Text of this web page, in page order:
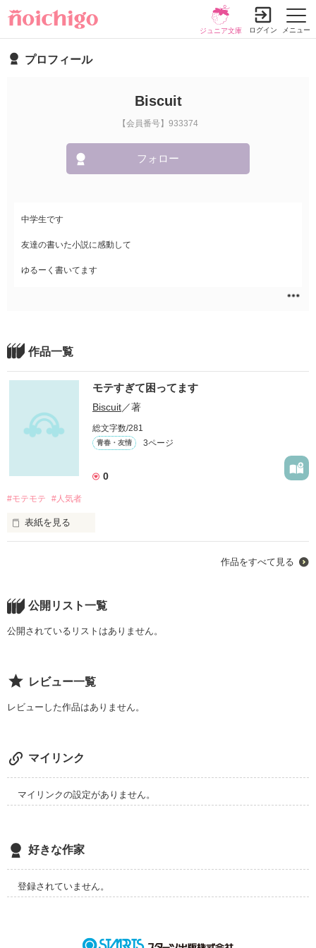
メニュー
ジュニア文庫 ログイン
プロフィール
Biscuit
【会員番号】933374
フォロー
中学生です
友達の書いた小説に感動して
ゆるーく書いてます
作品一覧
モテすぎて困ってます
Biscuit／著
総文字数/281
青春・友情 3ページ
0
#モテモテ #人気者
表紙を見る
作品を読む
作品をすべて見る
公開リスト一覧
公開されているリストはありません。
レビュー一覧
レビューした作品はありません。
マイリンク
マイリンクの設定がありません。
好きな作家
登録されていません。